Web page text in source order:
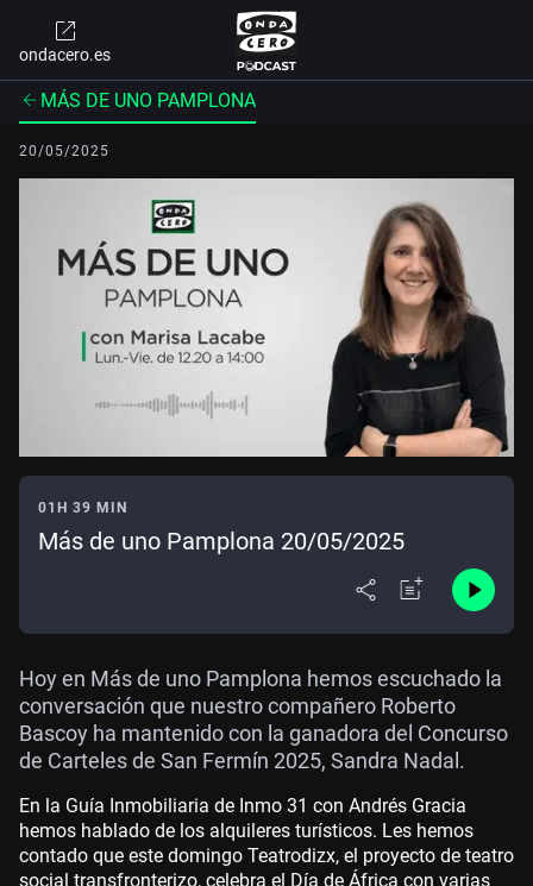
ondacero.es
MÁS DE UNO PAMPLONA
20/05/2025
01H 39 MIN
Más de uno Pamplona 20/05/2025
Hoy en Más de uno Pamplona hemos escuchado la
conversación que nuestro compañero Roberto
Bascoy ha mantenido con la ganadora del Concurso
de Carteles de San Fermín 2025, Sandra Nadal.
En la Guía Inmobiliaria de Inmo 31 con Andrés Gracia
hemos hablado de los alquileres turísticos. Les hemos
contado que este domingo Teatrodizx, el proyecto de teatro
social transfronterizo, celebra el Día de África con varias